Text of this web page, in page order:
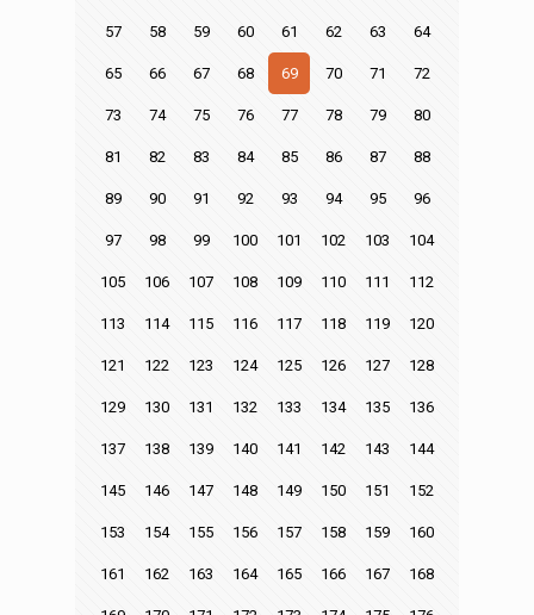
57 58 59 60 61 62 63 64
65 66 67 68 69 70 71 72
73 74 75 76 77 78 79 80
81 82 83 84 85 86 87 88
89 90 91 92 93 94 95 96
97 98 99 100 101 102 103 104
105 106 107 108 109 110 111 112
113 114 115 116 117 118 119 120
121 122 123 124 125 126 127 128
129 130 131 132 133 134 135 136
137 138 139 140 141 142 143 144
145 146 147 148 149 150 151 152
153 154 155 156 157 158 159 160
161 162 163 164 165 166 167 168